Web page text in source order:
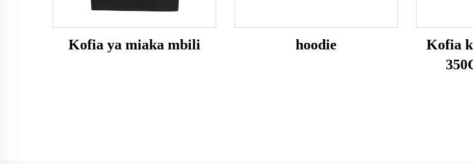
Kofia ya miaka mbili hoodie
Kofia